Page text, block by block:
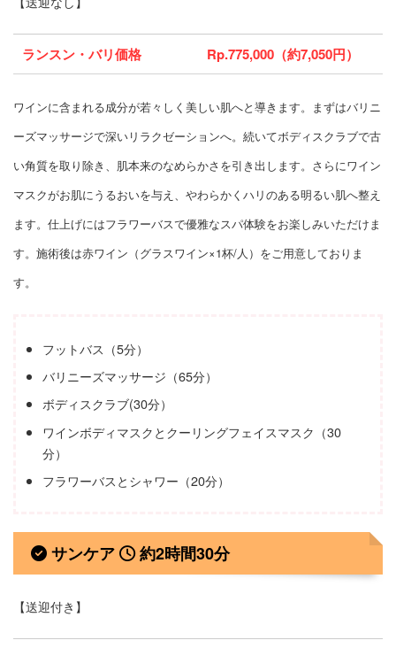
ランスン・バリ価格 Rp.775,000（約7,050円）
ワインに含まれる成分が若々しく美しい肌へと導きます。まずはバリニ
ーズマッサージで深いリラクゼーションへ。続いてボディスクラブで古
い角質を取り除き、肌本来のなめらかさを引き出します。さらにワイン
マスクがお肌にうるおいを与え、やわらかくハリのある明るい肌へ整え
ます。仕上げにはフラワーバスで優雅なスパ体験をお楽しみいただけま
す。施術後は赤ワイン（グラスワイン×1杯/人）をご用意しておりま
す。
フットバス（5分）
バリニーズマッサージ（65分）
ボディスクラブ(30分）
ワインボディマスクとクーリングフェイスマスク（30
分）
フラワーバスとシャワー（20分）
サンケア 約2時間30分
【送迎付き】